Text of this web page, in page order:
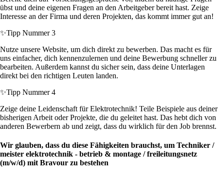
übst und deine eigenen Fragen an den Arbeitgeber bereit hast. Zeige
Interesse an der Firma und deren Projekten, das kommt immer gut an!
✨Tipp Nummer 3
Nutze unsere Website, um dich direkt zu bewerben. Das macht es für
uns einfacher, dich kennenzulernen und deine Bewerbung schneller zu
bearbeiten. Außerdem kannst du sicher sein, dass deine Unterlagen
direkt bei den richtigen Leuten landen.
✨Tipp Nummer 4
Zeige deine Leidenschaft für Elektrotechnik! Teile Beispiele aus deiner
bisherigen Arbeit oder Projekte, die du geleitet hast. Das hebt dich von
anderen Bewerbern ab und zeigt, dass du wirklich für den Job brennst.
Wir glauben, dass du diese Fähigkeiten brauchst, um Techniker /
meister elektrotechnik - betrieb & montage / freileitungsnetz
(m/w/d) mit Bravour zu bestehen